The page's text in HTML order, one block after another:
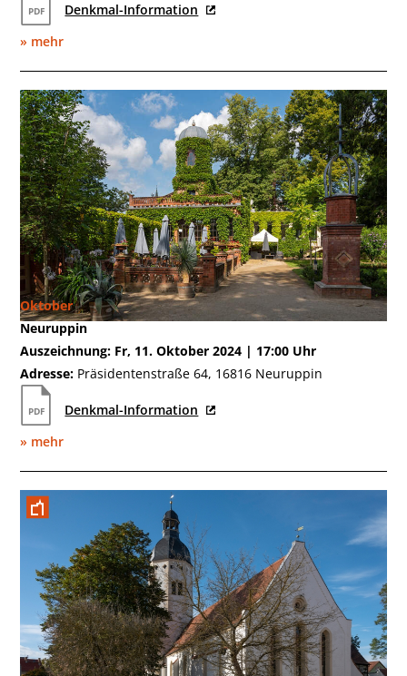
Denkmal-Information
» mehr
Oktober
Neuruppin
Auszeichnung: Fr, 11. Oktober 2024 | 17:00 Uhr
Adresse: Präsidentenstraße 64, 16816 Neuruppin
Denkmal-Information
» mehr